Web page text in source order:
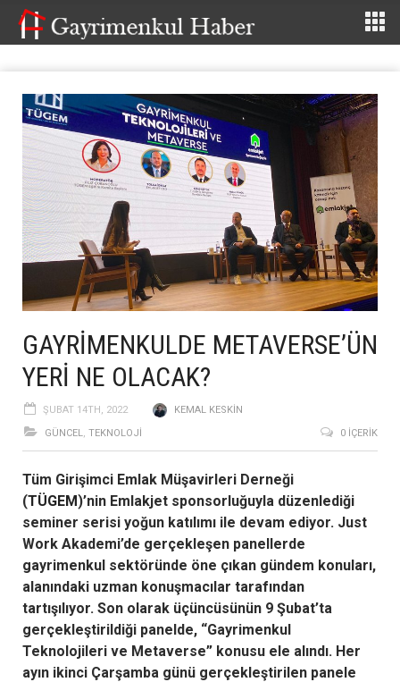
GAYRİMENKULDE METAVERSE’ÜN
YERİ NE OLACAK?
ŞUBAT 14TH, 2022
KEMAL KESKIN
GÜNCEL, TEKNOLOJİ 0 İÇERIK
Tüm Girişimci Emlak Müşavirleri Derneği
(TÜGEM)’nin Emlakjet sponsorluğuyla düzenlediği
seminer serisi yoğun katılımı ile devam ediyor. Just
Work Akademi’de gerçekleşen panellerde
gayrimenkul sektöründe öne çıkan gündem konuları,
alanındaki uzman konuşmacılar tarafından
tartışılıyor. Son olarak üçüncüsünün 9 Şubat’ta
gerçekleştirildiği panelde, “Gayrimenkul
Teknolojileri ve Metaverse” konusu ele alındı. Her
ayın ikinci Çarşamba günü gerçekleştirilen panele